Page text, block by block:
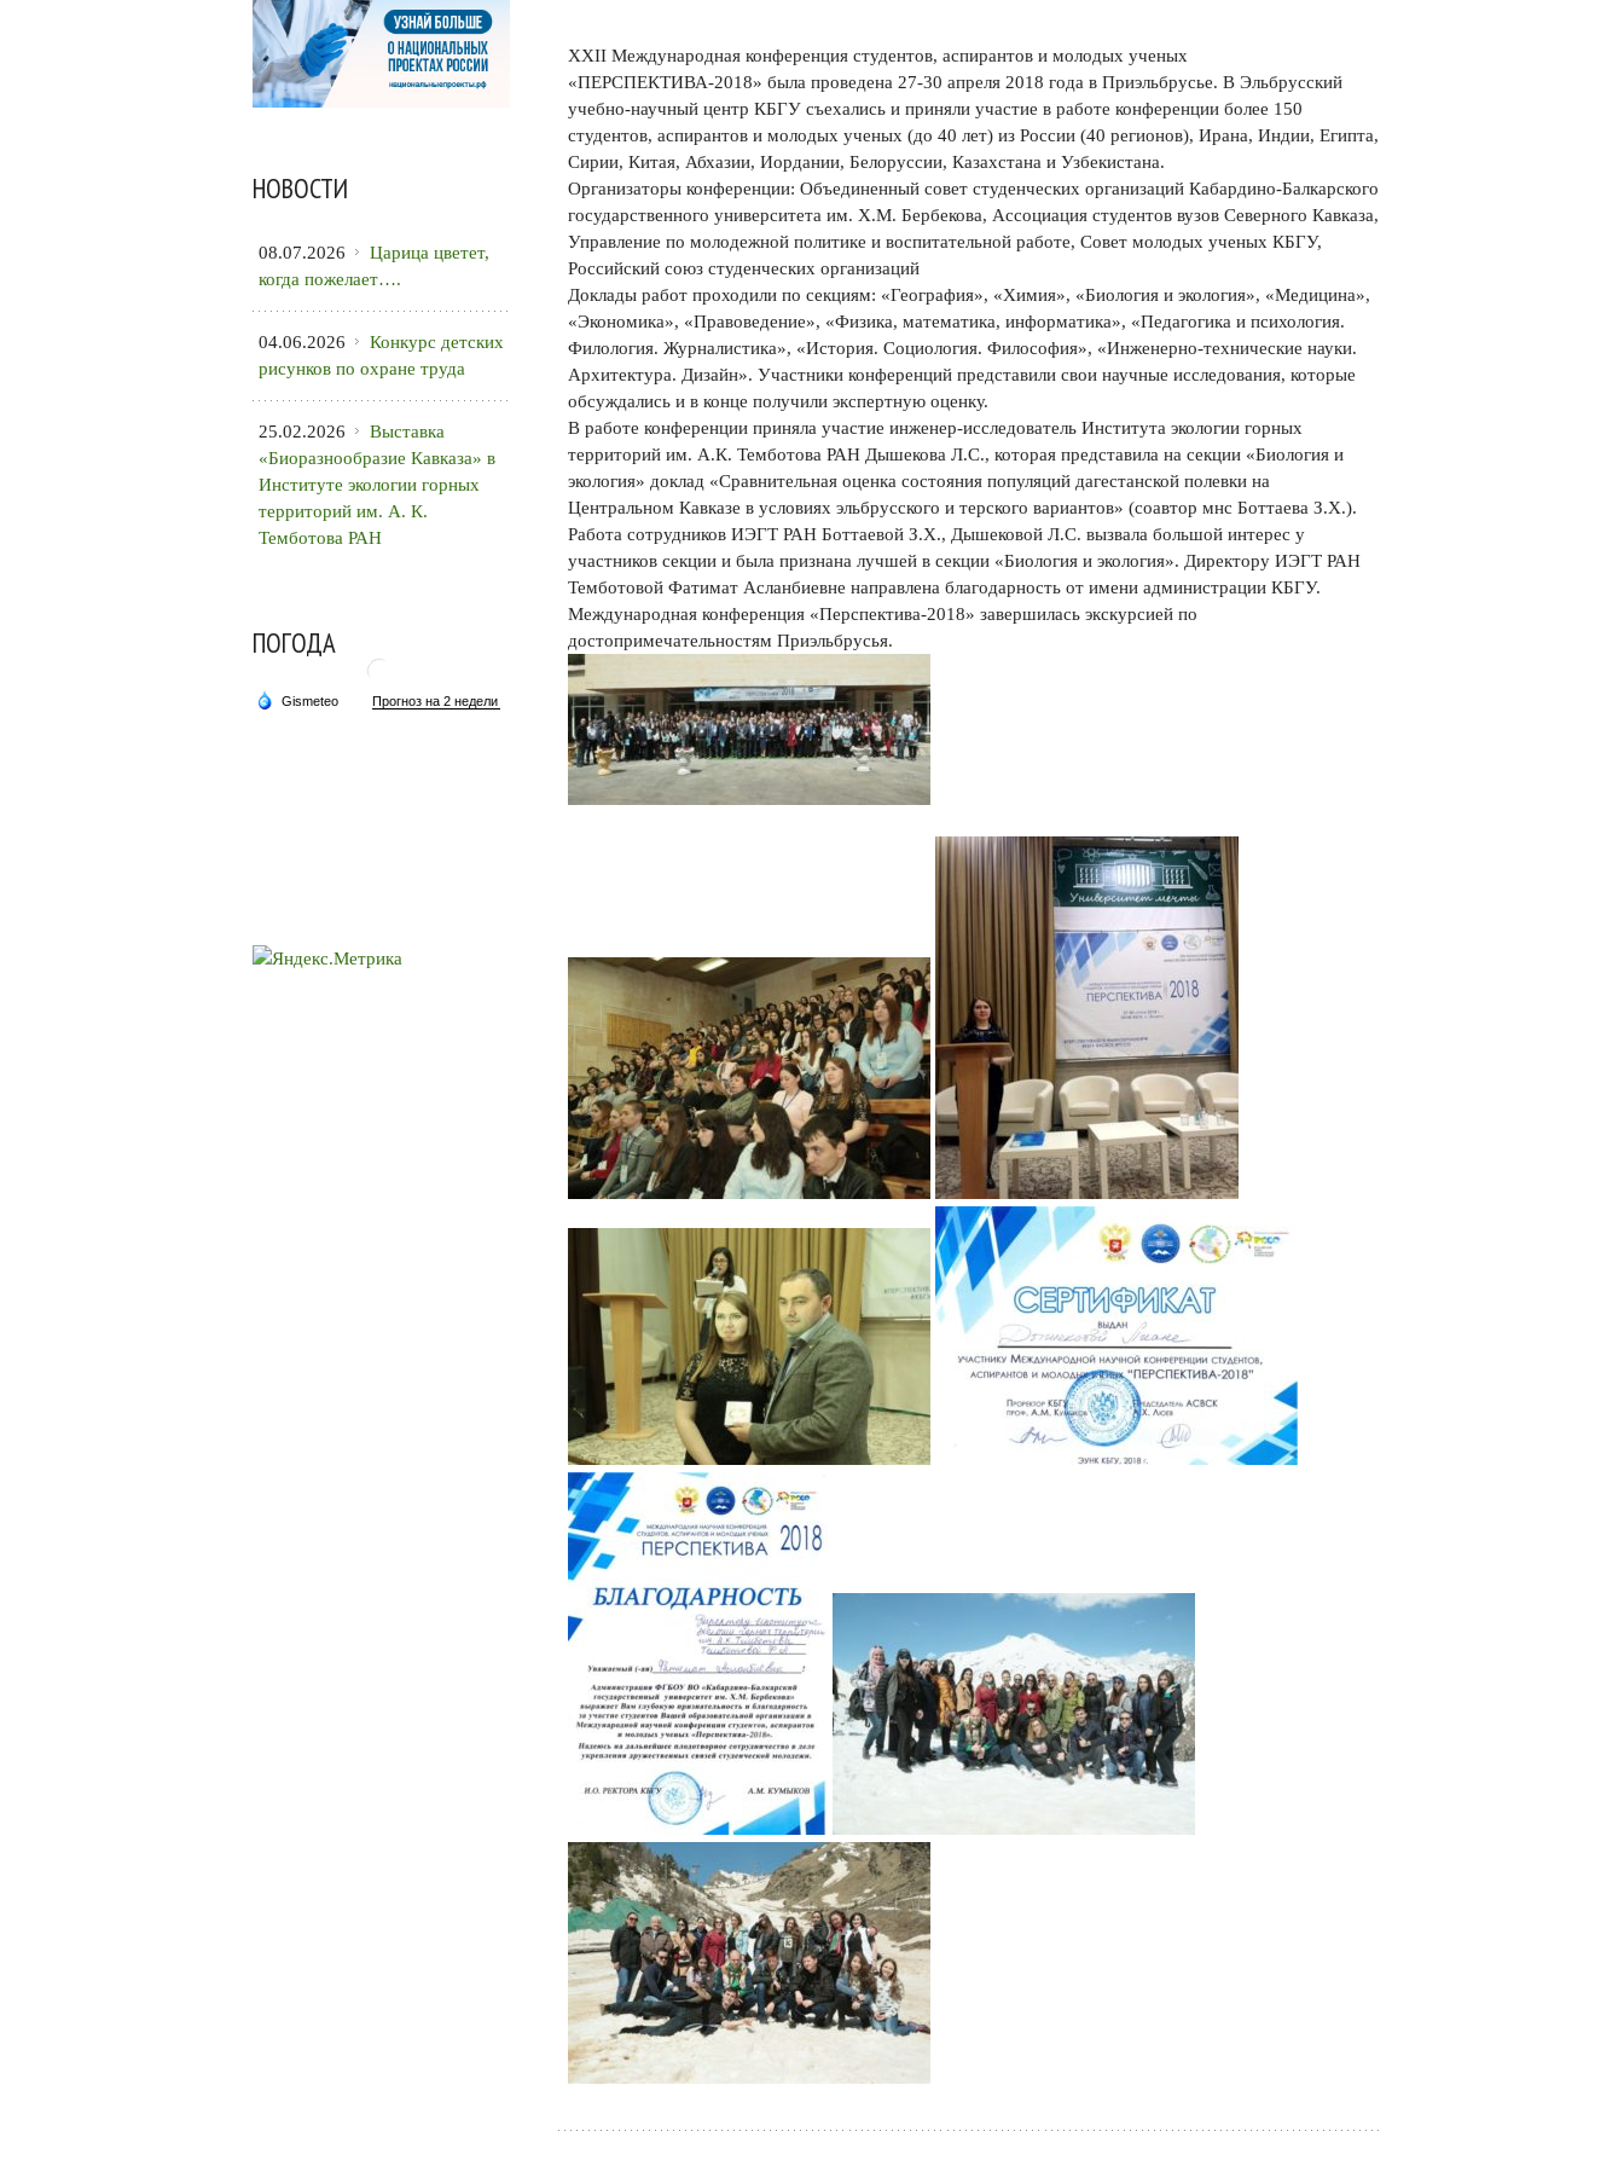
XXII Международная конференция студентов, аспирантов и молодых ученых
«ПЕРСПЕКТИВА-2018» была проведена 27-30 апреля 2018 года в Приэльбрусье. В Эльбрусский
учебно-научный центр КБГУ съехались и приняли участие в работе конференции более 150
студентов, аспирантов и молодых ученых (до 40 лет) из России (40 регионов), Ирана, Индии, Египта,
Сирии, Китая, Абхазии, Иордании, Белоруссии, Казахстана и Узбекистана.
Организаторы конференции: Объединенный совет студенческих организаций Кабардино-Балкарского
государственного университета им. Х.М. Бербекова, Ассоциация студентов вузов Северного Кавказа,
Управление по молодежной политике и воспитательной работе, Совет молодых ученых КБГУ,
Российский союз студенческих организаций
Доклады работ проходили по секциям: «География», «Химия», «Биология и экология», «Медицина»,
«Экономика», «Правоведение», «Физика, математика, информатика», «Педагогика и психология.
Филология. Журналистика», «История. Социология. Философия», «Инженерно-технические науки.
Архитектура. Дизайн». Участники конференций представили свои научные исследования, которые
обсуждались и в конце получили экспертную оценку.
В работе конференции приняла участие инженер-исследователь Института экологии горных
территорий им. А.К. Темботова РАН Дышекова Л.С., которая представила на секции «Биология и
экология» доклад «Сравнительная оценка состояния популяций дагестанской полевки на
Центральном Кавказе в условиях эльбрусского и терского вариантов» (соавтор мнс Боттаева З.Х.).
Работа сотрудников ИЭГТ РАН Боттаевой З.Х., Дышековой Л.С. вызвала большой интерес у
участников секции и была признана лучшей в секции «Биология и экология». Директору ИЭГТ РАН
Темботовой Фатимат Асланбиевне направлена благодарность от имени администрации КБГУ.
Международная конференция «Перспектива-2018» завершилась экскурсией по
достопримечательностям Приэльбрусья.
НОВОСТИ
08.07.2026
Царица цветет,
когда пожелает….
04.06.2026
Конкурс детских
рисунков по охране труда
25.02.2026
Выставка
«Биоразнообразие Кавказа» в
Институте экологии горных
территорий им. А. К.
Темботова РАН
ПОГОДА